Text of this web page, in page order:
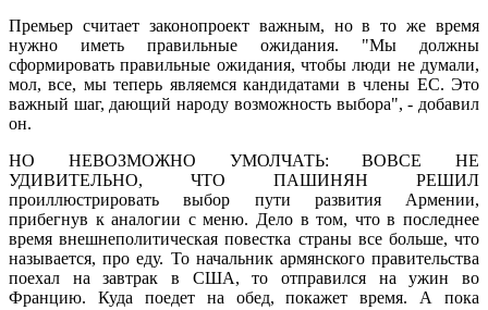
Премьер считает законопроект важным, но в то же время
нужно иметь правильные ожидания. "Мы должны
сформировать правильные ожидания, чтобы люди не думали,
мол, все, мы теперь являемся кандидатами в члены ЕС. Это
важный шаг, дающий народу возможность выбора", - добавил
он.
НО НЕВОЗМОЖНО УМОЛЧАТЬ: ВОВСЕ НЕ
УДИВИТЕЛЬНО, ЧТО ПАШИНЯН РЕШИЛ
проиллюстрировать выбор пути развития Армении,
прибегнув к аналогии с меню. Дело в том, что в последнее
время внешнеполитическая повестка страны все больше, что
называется, про еду. То начальник армянского правительства
поехал на завтрак в США, то отправился на ужин во
Францию. Куда поедет на обед, покажет время. А пока